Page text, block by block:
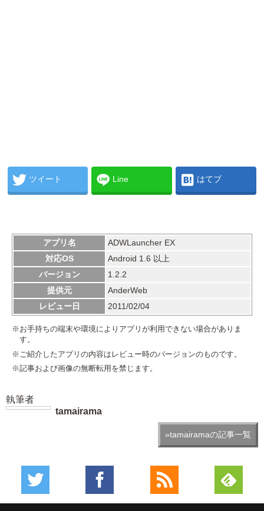
ツイート Line はてブ
アプリ名
ADWLauncher EX
対応OS
Android 1.6 以上
バージョン
1.2.2
提供元
AnderWeb
レビュー日
2011/02/04
※お手持ちの端末や環境によりアプリが利用できない場合がありま
す。
※ご紹介したアプリの内容はレビュー時のバージョンのものです。
※記事および画像の無断転用を禁じます。
執筆者
tamairama
»tamairamaの記事一覧